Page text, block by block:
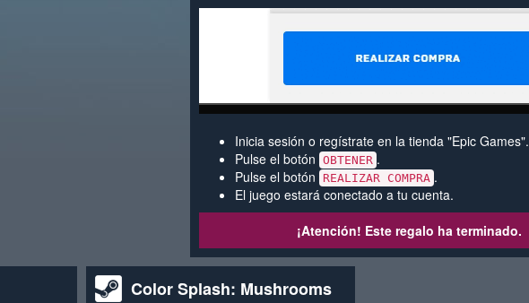
Inicia sesión o regístrate en la tienda "Epic Games".
Pulse el botón OBTENER .
Pulse el botón
REALIZAR COMPRA .
El juego estará conectado a tu cuenta.
¡Atención! Este regalo ha terminado.
Color Splash: Mushrooms